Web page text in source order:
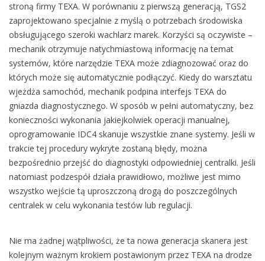
stroną firmy TEXA. W porównaniu z pierwszą generacją, TGS2
zaprojektowano specjalnie z myślą o potrzebach środowiska
obsługującego szeroki wachlarz marek. Korzyści są oczywiste –
mechanik otrzymuje natychmiastową informację na temat
systemów, które narzędzie TEXA może zdiagnozować oraz do
których może się automatycznie podłączyć. Kiedy do warsztatu
wjeżdża samochód, mechanik podpina interfejs TEXA do
gniazda diagnostycznego. W sposób w pełni automatyczny, bez
konieczności wykonania jakiejkolwiek operacji manualnej,
oprogramowanie IDC4 skanuje wszystkie znane systemy. Jeśli w
trakcie tej procedury wykryte zostaną błędy, można
bezpośrednio przejść do diagnostyki odpowiedniej centralki. Jeśli
natomiast podzespół działa prawidłowo, możliwe jest mimo
wszystko wejście tą uproszczoną drogą do poszczególnych
centralek w celu wykonania testów lub regulacji.
Nie ma żadnej wątpliwości, że ta nowa generacja skanera jest
kolejnym ważnym krokiem postawionym przez TEXA na drodze